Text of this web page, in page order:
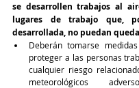
se desarrollen trabajos al
lugares de trabajo que,
desarrollada, no puedan
Deberán tomarse
proteger a las personas
cualquier riesgo
meteorológicos